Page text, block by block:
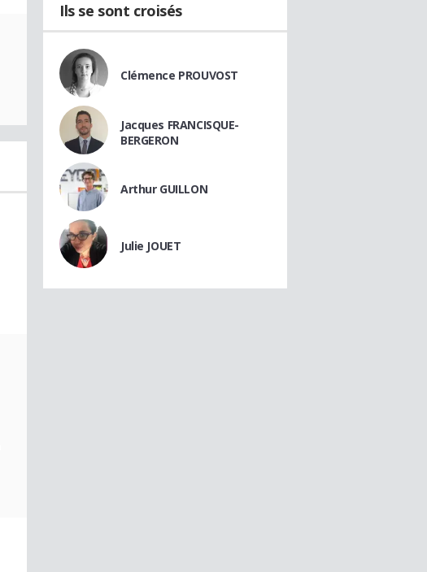
Ils se sont croisés
Clémence PROUVOST
Jacques FRANCISQUE-
BERGERON
Arthur GUILLON
Julie JOUET